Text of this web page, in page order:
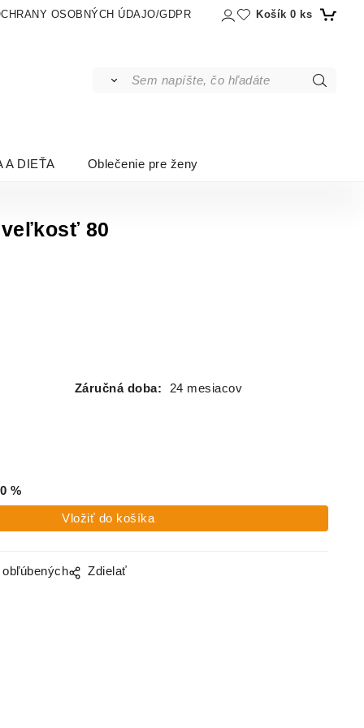
OSOBNÝCH ÚDAJO/GDPR Košík 0 ks
A DIEŤA Oblečenie pre ženy
80
Záručná doba: 24 mesiacov
%
Zdielať